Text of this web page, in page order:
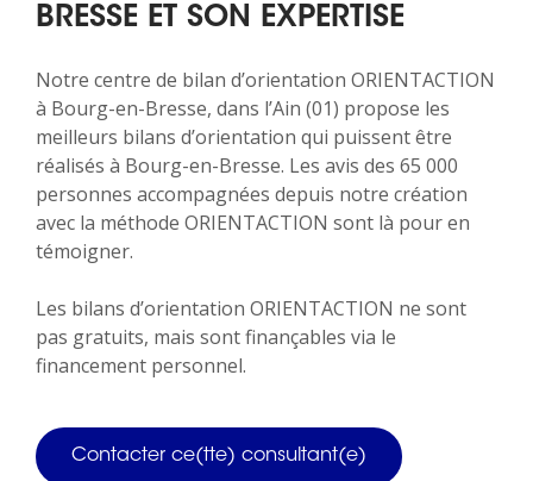
BRESSE ET SON EXPERTISE
Notre centre de bilan d’orientation ORIENTACTION
à Bourg-en-Bresse, dans l’Ain (01) propose les
meilleurs bilans d’orientation qui puissent être
réalisés à Bourg-en-Bresse. Les avis des 65 000
personnes accompagnées depuis notre création
avec la méthode ORIENTACTION sont là pour en
témoigner.
Les bilans d’orientation ORIENTACTION ne sont
pas gratuits, mais sont finançables via le
financement personnel.
Contacter ce(tte) consultant(e)